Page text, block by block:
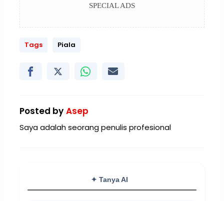
SPECIAL ADS
Tags Piala
Posted by Asep
Saya adalah seorang penulis profesional
✦ Tanya AI